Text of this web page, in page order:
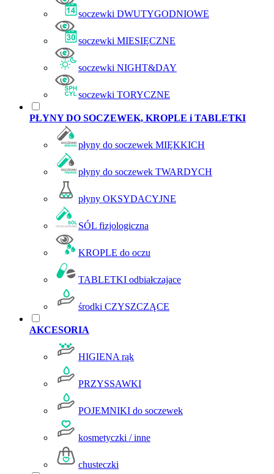
soczewki DWUTYGODNIOWE
soczewki MIESIĘCZNE
soczewki NIGHT&DAY
soczewki TORYCZNE
PŁYNY DO SOCZEWEK, KROPLE i TABLETKI
płyny do soczewek MIĘKKICH
płyny do soczewek TWARDYCH
płyny OKSYDACYJNE
SÓL fizjologiczna
KROPLE do oczu
TABLETKI odbiałczajace
środki CZYSZCZĄCE
AKCESORIA
HIGIENA rąk
PRZYSSAWKI
POJEMNIKI do soczewek
kosmetyczki / inne
chusteczki